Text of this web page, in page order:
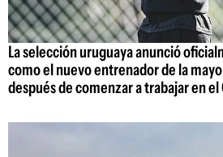
La selección uruguaya anunció
como el nuevo entrenador de la
después de comenzar a trabajar en